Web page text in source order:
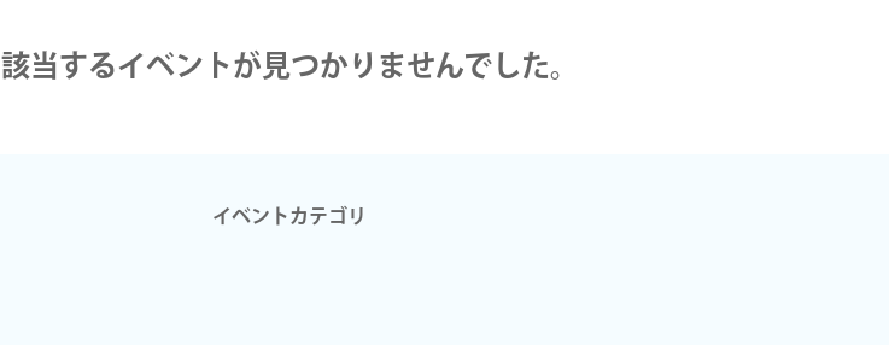
該当するイベントが見つかりませんでした。
イベントカテゴリ